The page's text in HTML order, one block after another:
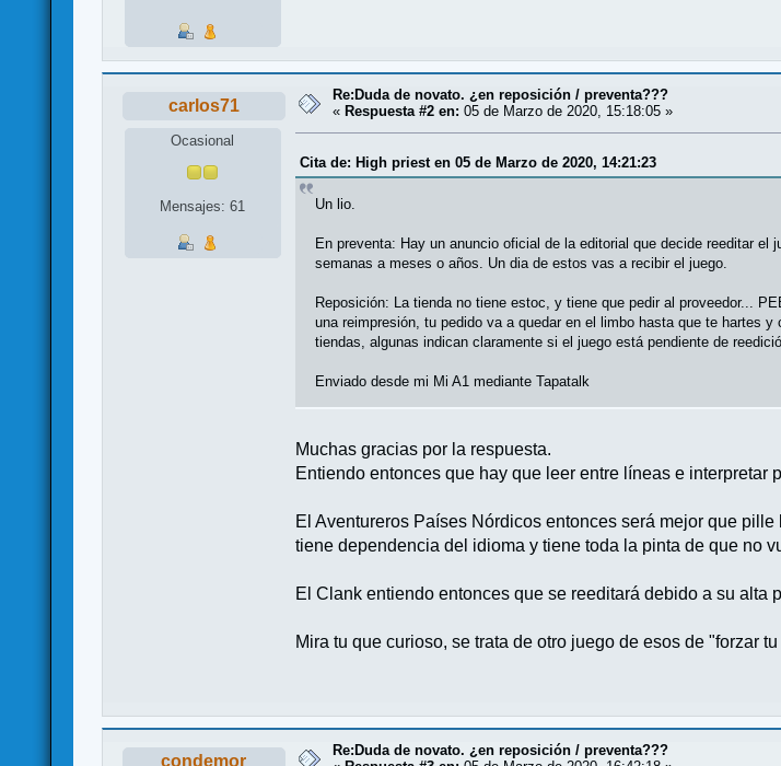
carlos71
Ocasional
Mensajes: 61
Re:Duda de novato. ¿en reposición / preventa???
« Respuesta #2 en: 05 de Marzo de 2020, 15:18:05 »
Cita de: High priest en 05 de Marzo de 2020, 14:21:23
Un lio.
En preventa: Hay un anuncio oficial de la editorial que decide reeditar
semanas a meses o años. Un dia de estos vas a recibir el juego.
Reposición: La tienda no tiene estoc, y tiene que pedir al proveedor...
una reimpresión, tu pedido va a quedar en el limbo hasta que te hartes
tiendas, algunas indican claramente si el juego está pendiente de
Enviado desde mi Mi A1 mediante Tapatalk
Muchas gracias por la respuesta.
Entiendo entonces que hay que leer entre líneas e
El Aventureros Países Nórdicos entonces será mejor que
tiene dependencia del idioma y tiene toda la pinta de que no
El Clank entiendo entonces que se reeditará debido a su
Mira tu que curioso, se trata de otro juego de esos de "forzar
condemor
Re:Duda de novato. ¿en reposición / preventa???